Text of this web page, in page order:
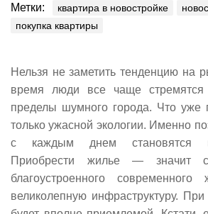
Метки: квартира в новостройке
покупка квартиры
Нельзя не заметить тенденцию на
время люди все чаще стремятся
пределы шумного города. Что уже
только ужасной экологии. Именно
с каждым днем становятся
Приобрести жилье — значит
благоустроенного
великолепную инфраструктуру.